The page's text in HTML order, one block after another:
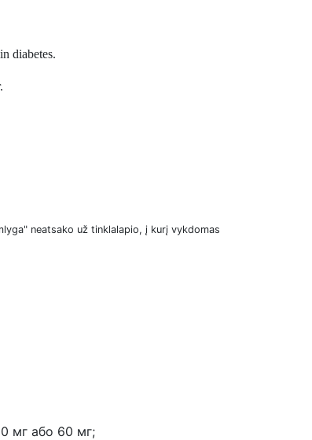
diabetes.
neatsako už tinklalapio, į kurį vykdomas
мг або 60 мг;